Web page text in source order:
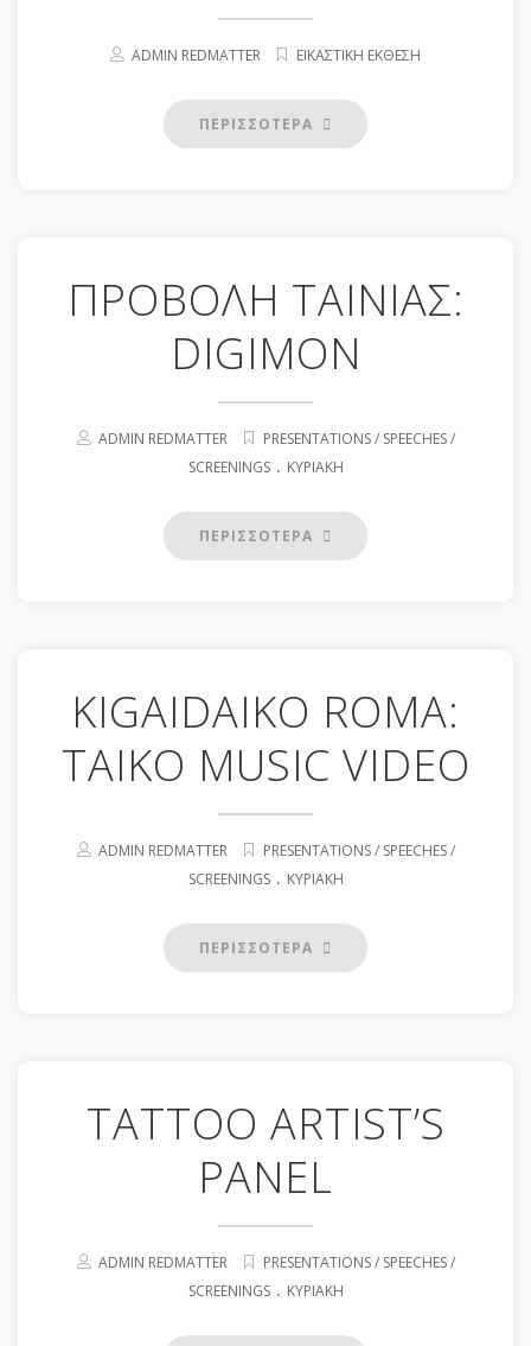
ADMIN REDMATTER ΕΙΚΑΣΤΙΚΗ ΕΚΘΕΣΗ
ΠΕΡΙΣΣΟΤΕΡΑ
ΠΡΟΒΟΛΗ ΤΑΙΝΙΑΣ:
DIGIMON
ADMIN REDMATTER
PRESENTATIONS / SPEECHES /
SCREENINGS . ΚΥΡΙΑΚΉ
ΠΕΡΙΣΣΟΤΕΡΑ
KIGAIDAIKO ROMA:
TAIKO MUSIC VIDEO
ADMIN REDMATTER
PRESENTATIONS / SPEECHES /
SCREENINGS . ΚΥΡΙΑΚΉ
ΠΕΡΙΣΣΟΤΕΡΑ
ΤΑΤΤΟΟ ARTIST’S
PANEL
ADMIN REDMATTER
PRESENTATIONS / SPEECHES /
SCREENINGS . ΚΥΡΙΑΚΉ